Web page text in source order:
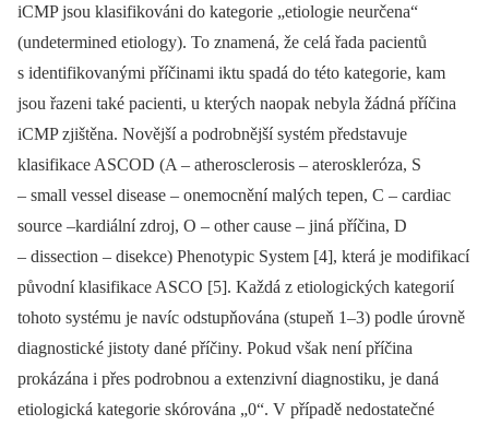
iCMP jsou klasifikováni do kategorie „etiologie neurčena“
(undetermined etiology). To znamená, že celá řada pacientů
s identifikovanými příčinami iktu spadá do této kategorie, kam
jsou řazeni také pacienti, u kterých naopak nebyla žádná příčina
iCMP zjištěna. Novější a podrobnější systém představuje
klasifikace ASCOD (A –⁠ atherosclerosis –⁠ ateroskleróza, S
–⁠ small vessel disease –⁠ onemocnění malých tepen, C –⁠ cardiac
source –kardiální zdroj, O –⁠ other cause –⁠ jiná příčina, D
–⁠ dissection –⁠ disekce) Phenotypic System [4], která je modifikací
původní klasifikace ASCO [5]. Každá z etiologických kategorií
tohoto systému je navíc odstupňována (stupeň 1–3) podle úrovně
diagnostické jistoty dané příčiny. Pokud však není příčina
prokázána i přes podrobnou a extenzivní diagnostiku, je daná
etiologická kategorie skórována „0“. V případě nedostatečné